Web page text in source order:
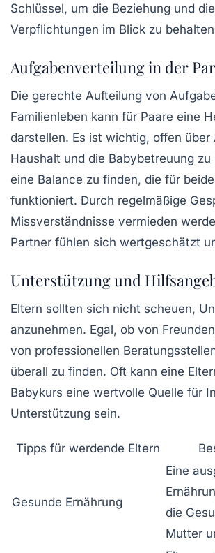
Schlüssel, um die Beziehung und
Verpflichtungen im Blick zu
Aufgabenverteilung in der
Die gerechte Aufteilung von
Familienleben kann für Paare eine
darstellen. Es ist wichtig, offen über
Haushalt und die Babybetreuung zu
eine Balance zu finden, die für
funktioniert. Durch regelmäßige
Missverständnisse vermieden
Partner fühlen sich wertgeschätzt
Unterstützung und
Eltern sollten sich nicht scheuen,
anzunehmen. Egal, ob von
von professionellen
überall zu finden. Oft kann eine
Babykurs eine wertvolle Quelle für
Unterstützung sein.
Tipps für werdende Eltern
Gesunde Ernährung
Eine
die
Mutter